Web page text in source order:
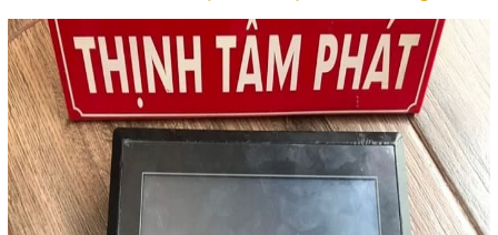
COPYRIGHT 2018. ALL RIGHTS RESERVED